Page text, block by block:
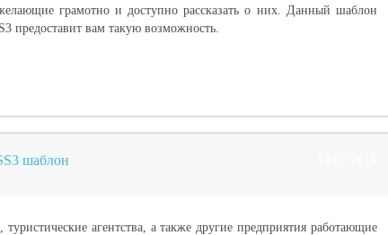
грамотно и доступно рассказать о них. Данный шаблон
предоставит вам такую возможность.
шаблон
агентства, а также другие предприятия работающие